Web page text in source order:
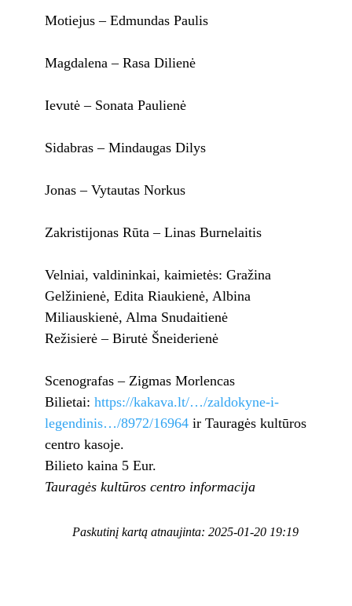
Motiejus – Edmundas Paulis
Magdalena – Rasa Dilienė
Ievutė – Sonata Paulienė
Sidabras – Mindaugas Dilys
Jonas – Vytautas Norkus
Zakristijonas Rūta – Linas Burnelaitis
Velniai, valdininkai, kaimietės: Gražina
Gelžinienė, Edita Riaukienė, Albina
Miliauskienė, Alma Snudaitienė
Režisierė – Birutė Šneiderienė
Scenografas – Zigmas Morlencas
Bilietai: https://kakava.lt/…/zaldokyne-i-
legendinis…/8972/16964ir Tauragės kultūros
centro kasoje.
Bilieto kaina 5 Eur.
Tauragės kultūros centro informacija
Paskutinį kartą atnaujinta: 2025-01-20 19:19